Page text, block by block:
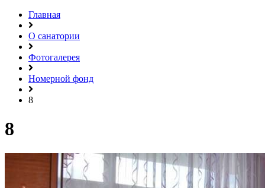
Главная
О санатории
Фотогалерея
Номерной фонд
8
8